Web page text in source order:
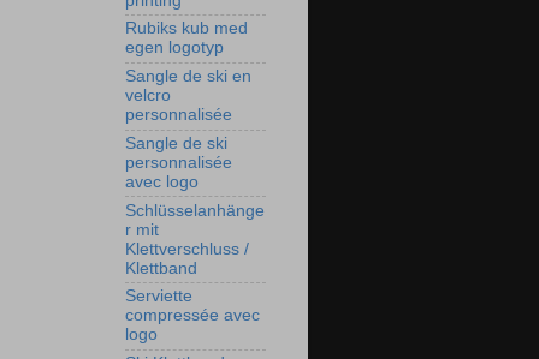
Rubiks kub med
egen logotyp
Sangle de ski en
velcro
personnalisée
Sangle de ski
personnalisée
avec logo
Schlüsselanhänge
r mit
Klettverschluss /
Klettband
Serviette
compressée avec
logo